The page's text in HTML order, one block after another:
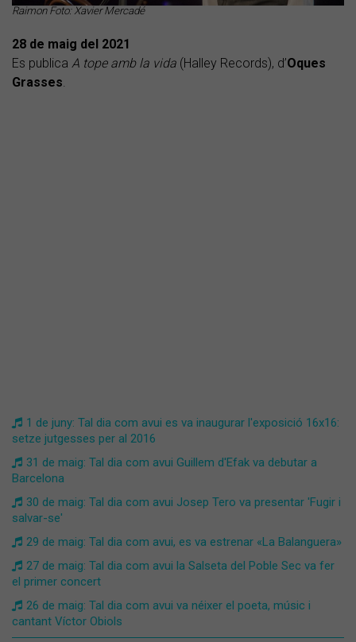
Raimon Foto: Xavier Mercadé
28 de maig del 2021
Es publica A tope amb la vida (Halley Records), d’Oques
Grasses.
1 de juny: Tal dia com avui es va inaugurar l'exposició 16x16:
setze jutgesses per al 2016
31 de maig: Tal dia com avui Guillem d'Efak va debutar a
Barcelona
30 de maig: Tal dia com avui Josep Tero va presentar 'Fugir i
salvar-se'
29 de maig: Tal dia com avui, es va estrenar «La Balanguera»
27 de maig: Tal dia com avui la Salseta del Poble Sec va fer
el primer concert
26 de maig: Tal dia com avui va néixer el poeta, músic i
cantant Víctor Obiols